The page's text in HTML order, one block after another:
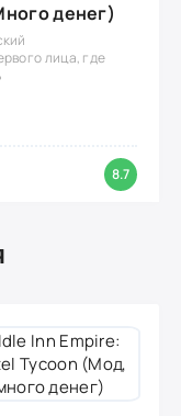
денег)
лица, где
8.7